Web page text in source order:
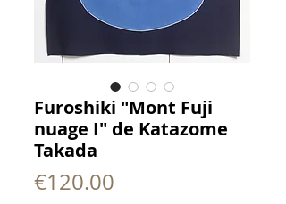
Furoshiki "Mont Fuji
nuage I" de Katazome
Takada
€120.00